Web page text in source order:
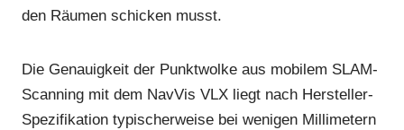
den Räumen schicken musst.
Die Genauigkeit der Punktwolke aus mobilem SLAM-
Scanning mit dem NavVis VLX liegt nach Hersteller-
Spezifikation typischerweise bei wenigen Millimetern